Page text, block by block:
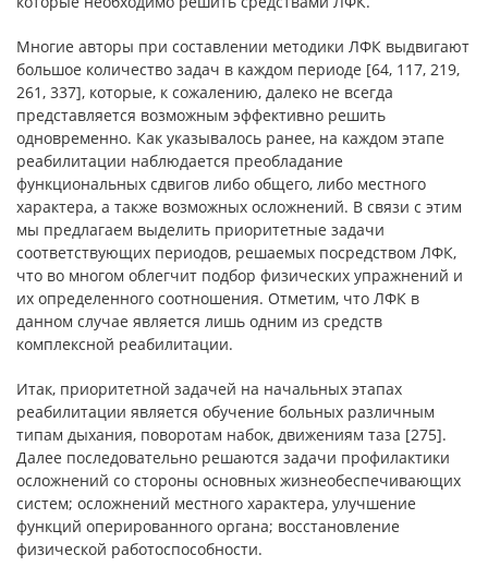
Многие авторы при составлении методики ЛФК выдвигают
большое количество задач в каждом периоде [64, 117, 219,
261, 337], которые, к сожалению, далеко не всегда
представляется возможным эффективно решить
одновременно. Как указывалось ранее, на каждом этапе
реабилитации наблюдается преобладание
функциональных сдвигов либо общего, либо местного
характера, а также возможных осложнений. В связи с этим
мы предлагаем выделить приоритетные задачи
соответствующих периодов, решаемых посредством ЛФК,
что во многом облегчит подбор физических упражнений и
их определенного соотношения. Отметим, что ЛФК в
данном случае является лишь одним из средств
комплексной реабилитации.
Итак, приоритетной задачей на начальных этапах
реабилитации является обучение больных различным
типам дыхания, поворотам набок, движениям таза [275].
Далее последовательно решаются задачи профилактики
осложнений со стороны основных жизнеобеспечивающих
систем; осложнений местного характера, улучшение
функций оперированного органа; восстановление
физической работоспособности.